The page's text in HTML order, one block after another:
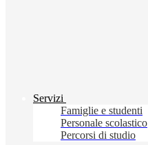
Servizi
Famiglie e studenti
Personale scolastico
Percorsi di studio